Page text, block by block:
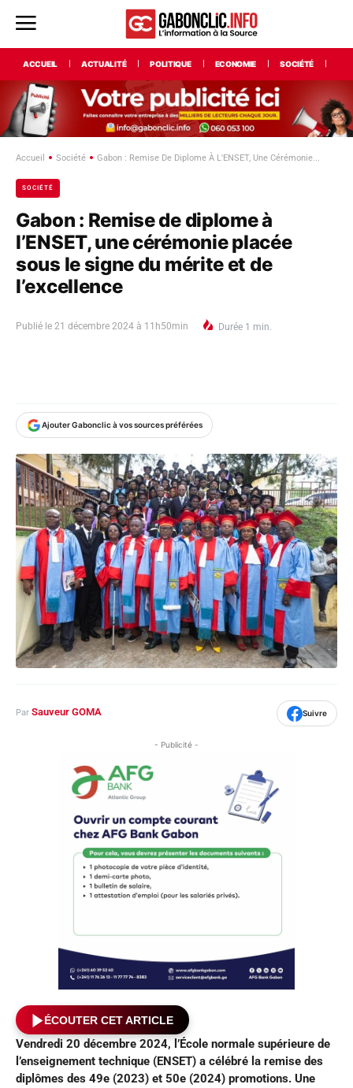
ACCUEIL ACTUALITÉ POLITIQUE ECONOMIE SOCIÉTÉ
Accueil Société Gabon : Remise De Diplome À L'ENSET, Une Cérémonie...
SOCIÉTÉ
Gabon : Remise de diplome à
l’ENSET, une cérémonie placée
sous le signe du mérite et de
l’excellence
Publié le 21 décembre 2024 à 11h50min Durée 1 min.
Ajouter Gabonclic à vos sources préférées
Par Sauveur GOMA Suivre
- Publicité -
ÉCOUTER CET ARTICLE
Vendredi 20 décembre 2024, l’École normale supérieure de
l’enseignement technique (ENSET) a célébré la remise des
diplômes des 49e (2023) et 50e (2024) promotions. Une